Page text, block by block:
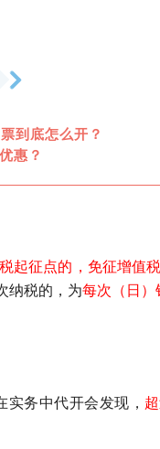
到底怎么开？
惠？
起征点的，免征增值税
纳税的，为每次（日）
务中代开会发现，